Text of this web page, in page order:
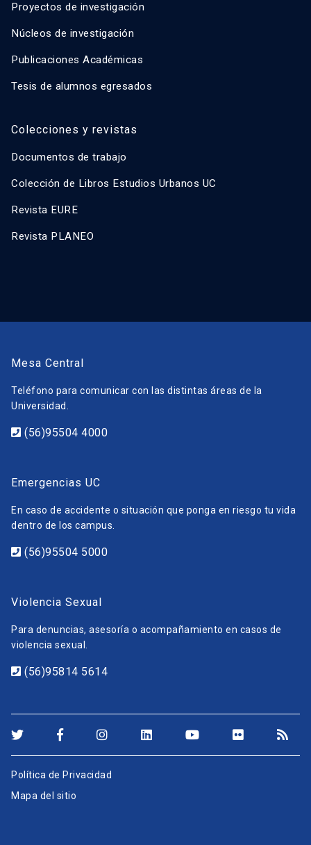
Proyectos de investigación
Núcleos de investigación
Publicaciones Académicas
Tesis de alumnos egresados
Colecciones y revistas
Documentos de trabajo
Colección de Libros Estudios Urbanos UC
Revista EURE
Revista PLANEO
Mesa Central
Teléfono para comunicar con las distintas áreas de la
Universidad.
(56)95504 4000
Emergencias UC
En caso de accidente o situación que ponga en riesgo tu vida
dentro de los campus.
(56)95504 5000
Violencia Sexual
Para denuncias, asesoría o acompañamiento en casos de
violencia sexual.
(56)95814 5614
Política de Privacidad
Mapa del sitio